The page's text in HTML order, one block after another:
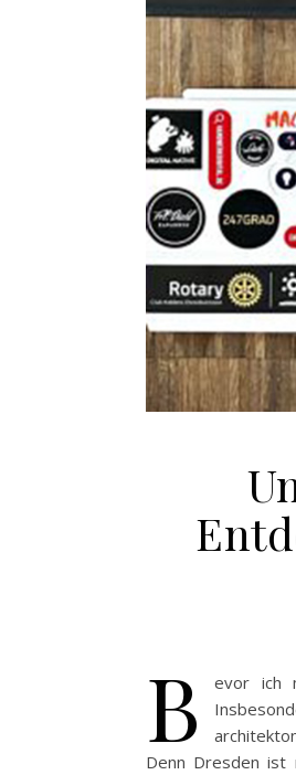
B
evor ich
Denn Dresden ist